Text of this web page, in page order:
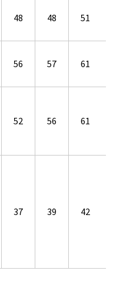
48 48 51
56 57 61
52 56 61
37 39 42